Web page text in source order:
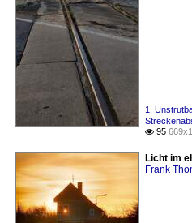
1.
 95
Licht im
Frank